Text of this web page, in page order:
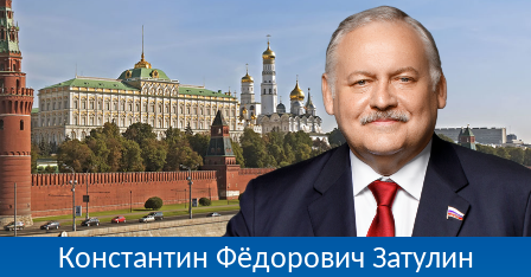
Константин Фёдорович Затулин